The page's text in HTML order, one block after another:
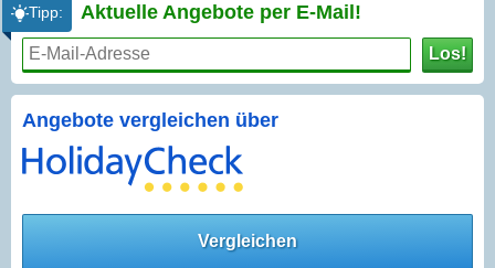
Tipp: Aktuelle Angebote per E-Mail!
Los!
Angebote vergleichen über
Vergleichen